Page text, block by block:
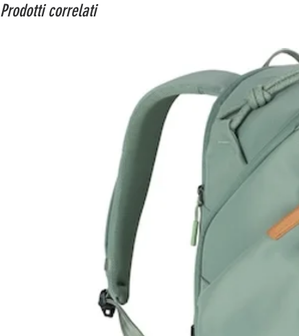
Prodotti correlati